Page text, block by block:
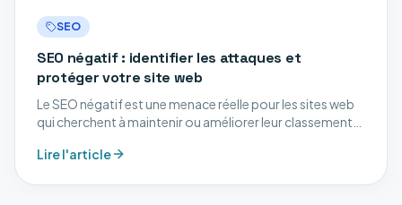
SEO
SEO négatif : identifier les attaques et
protéger votre site web
Le SEO négatif est une menace réelle pour les sites web
qui cherchent à maintenir ou améliorer leur classement
nuire à votre visibilité en ligne
Lire l'article